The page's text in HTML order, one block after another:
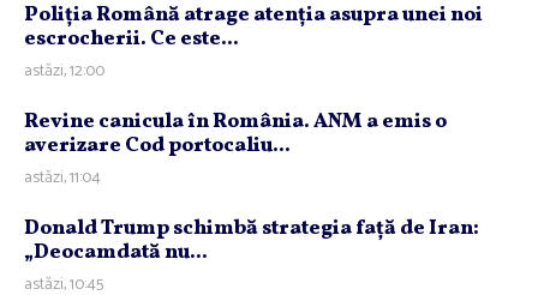
Poliţia Română atrage atenţia asupra unei noi
escrocherii. Ce este...
astăzi, 12:00
Revine canicula în România. ANM a emis o
averizare Cod portocaliu...
astăzi, 11:04
Donald Trump schimbă strategia faţă de Iran:
„Deocamdată nu...
astăzi, 10:45